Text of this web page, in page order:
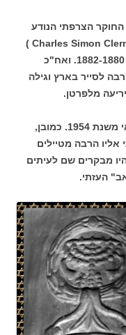
הצרפתי הנודע
קלרמון גנו (Charles Simon Clermont-Ganneau 1846-1923 )
ששימש כקונסול הצרפתי של יפו בשנים 1882-1880. ואח"כ
לסייר בארץ וגילה
מלפרטן.
"המנורה נזכרת גם בספרו של זאב וילנאי משנת 1954. כמובן,
הרבה מטיילים
מבקרים שם לעיתים
העזתי.